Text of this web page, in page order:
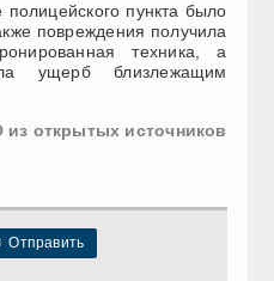
полицейского пункта было
повреждения получила
техника, а
ущерб близлежащим
открытых источников
Отправить